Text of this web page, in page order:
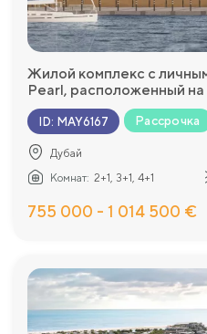
Жилой комплекс с
Pearl, расположенный
ID: MAY6167 Рассрочка
Дубай
Комнат: 2+1, 3+1, 4+1
755 000 - 1 014 500 €